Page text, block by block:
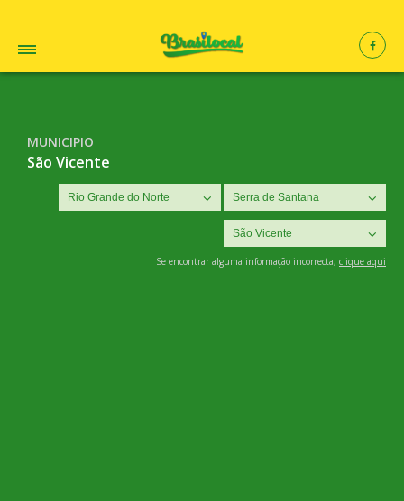
MUNICIPIO
São Vicente
Se encontrar alguma informação incorrecta, clique aqui